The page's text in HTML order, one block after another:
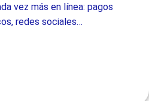
vez más en línea: pagos
redes sociales…